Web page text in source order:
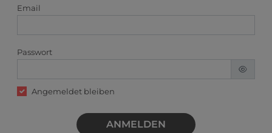
Email
Passwort
Angemeldet bleiben
ANMELDEN